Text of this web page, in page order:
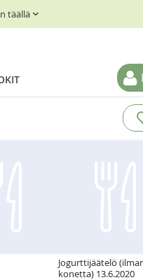
täällä
Jogurttijäätelö
konetta) 13.6.2020